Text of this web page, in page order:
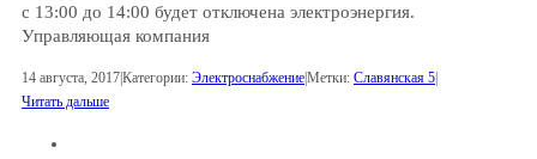
с 13:00 до 14:00 будет отключена электроэнергия.
Управляющая компания
14 августа, 2017Категории: ЭлектроснабжениеМетки: Славянская 5
Читать дальше